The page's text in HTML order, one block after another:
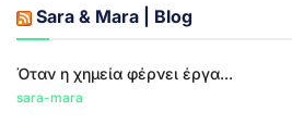
Sara & Mara | Blog
Όταν η χημεία φέρνει έργα...
sara-mara